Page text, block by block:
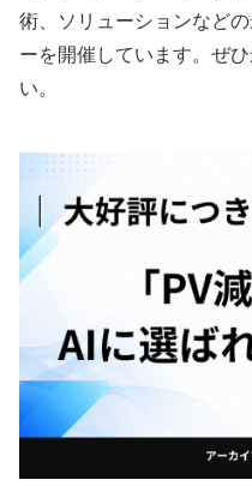
術、ソリューションなど
ーを開催しています。ぜ
い。